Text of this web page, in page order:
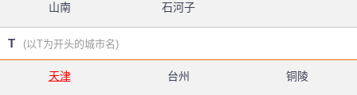
山南 石河子
T (以T为开头的城市名)
天津 台州 铜陵